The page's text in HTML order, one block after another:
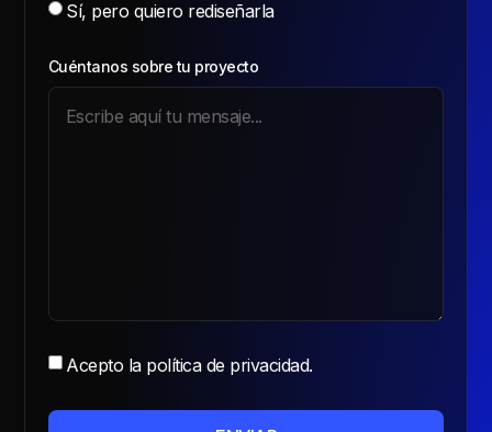
Sí, pero quiero rediseñarla
Cuéntanos sobre tu proyecto
Acepto la política de privacidad.